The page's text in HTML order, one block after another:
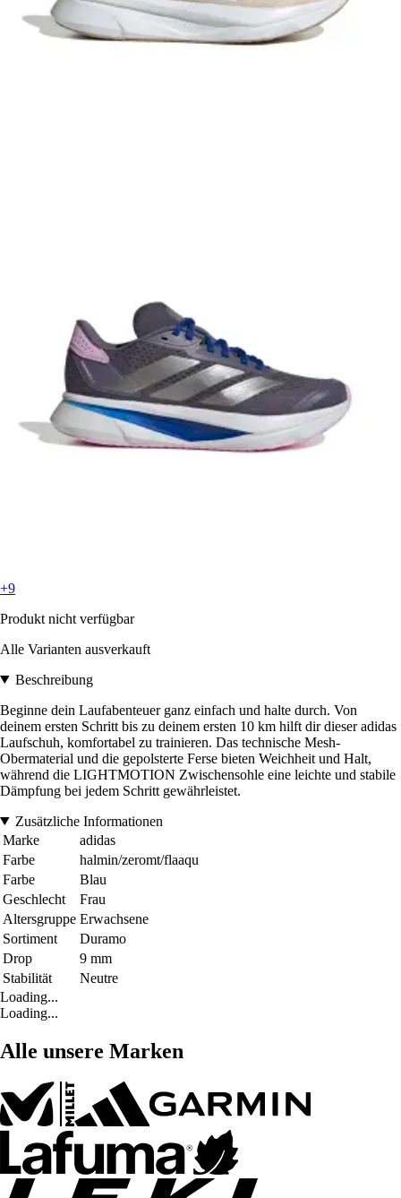
+9
Produkt nicht verfügbar
Alle Varianten ausverkauft
Beschreibung
Beginne dein Laufabenteuer ganz einfach und halte durch. Von
deinem ersten Schritt bis zu deinem ersten 10 km hilft dir dieser adidas
Laufschuh, komfortabel zu trainieren. Das technische Mesh-
Obermaterial und die gepolsterte Ferse bieten Weichheit und Halt,
während die LIGHTMOTION Zwischensohle eine leichte und stabile
Dämpfung bei jedem Schritt gewährleistet.
Zusätzliche Informationen
Marke
adidas
Farbe
halmin/zeromt/flaaqu
Farbe
Blau
Geschlecht
Frau
Altersgruppe Erwachsene
Sortiment
Duramo
Drop
9 mm
Stabilität
Neutre
Loading...
Loading...
Alle unsere Marken